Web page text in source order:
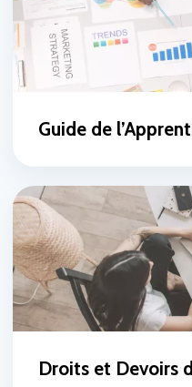
Guide de
Droits et Devoirs